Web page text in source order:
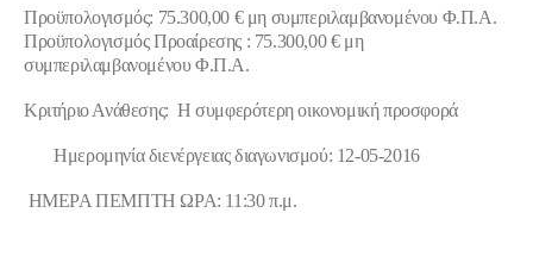
Προϋπολογισμός: 75.300,00 € μη συμπεριλαμβανομένου Φ.Π.Α.
Προϋπολογισμός Προαίρεσης : 75.300,00 € μη
συμπεριλαμβανομένου Φ.Π.Α.
Κριτήριο Ανάθεσης: Η συμφερότερη οικονομική προσφορά
Ημερομηνία διενέργειας διαγωνισμού: 12-05-2016
ΗΜΕΡΑ ΠΕΜΠΤΗ ΩΡΑ: 11:30 π.μ.